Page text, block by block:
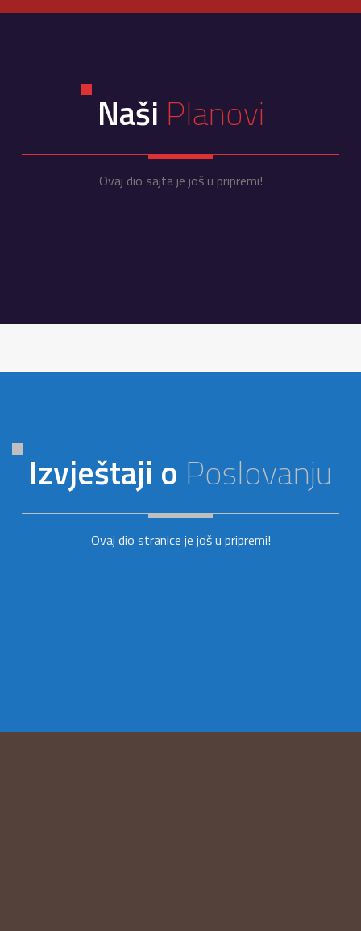
Naši Planovi
Ovaj dio sajta je još u pripremi!
Izvještaji o Poslovanju
Ovaj dio stranice je još u pripremi!